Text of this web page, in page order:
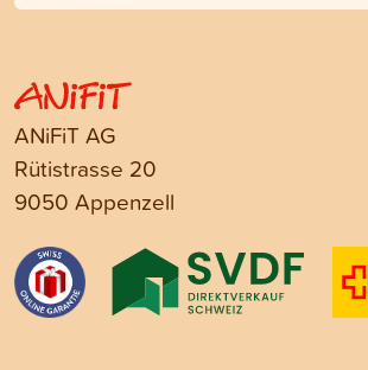
ANiFiT AG
Rütistrasse 20
9050 Appenzell